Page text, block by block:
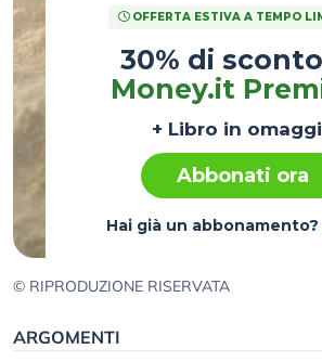
OFFERTA ESTIVA A TEMPO
30% di
Money.it
+ Libro in
Abbonati ora
Hai già un abbonamento?
© RIPRODUZIONE RISERVATA
ARGOMENTI